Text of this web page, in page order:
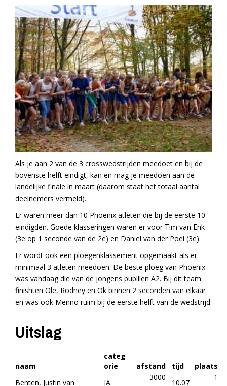
Als je aan 2 van de 3 crosswedstrijden meedoet en bij de
bovenste helft eindigt, kan en mag je meedoen aan de
landelijke finale in maart (daarom staat het totaal aantal
deelnemers vermeld).
Er waren meer dan 10 Phoenix atleten die bij de eerste 10
eindigden. Goede klasseringen waren er voor Tim van Enk
(3e op 1 seconde van de 2e) en Daniel van der Poel (3e).
Er wordt ook een ploegenklassement opgemaakt als er
minimaal 3 atleten meedoen. De beste ploeg van Phoenix
was vandaag die van de jongens pupillen A2. Bij dit team
finishten Ole, Rodney en Ok binnen 2 seconden van elkaar
en was ook Menno ruim bij de eerste helft van de wedstrijd.
Uitslag
naam
categ
orie
afstand tijd
plaats
Benten, Justin van
JA
3000
10.07
1